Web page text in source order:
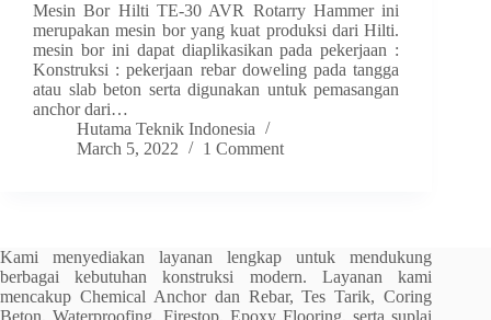
Mesin Bor Hilti TE-30 AVR Rotarry Hammer ini
merupakan mesin bor yang kuat produksi dari Hilti.
mesin bor ini dapat diaplikasikan pada pekerjaan :
Konstruksi : pekerjaan rebar doweling pada tangga
atau slab beton serta digunakan untuk pemasangan
anchor dari…
Hutama Teknik Indonesia
March 5, 2022
1 Comment
Kami menyediakan layanan lengkap untuk mendukung
berbagai kebutuhan konstruksi modern. Layanan kami
mencakup Chemical Anchor dan Rebar, Tes Tarik, Coring
Beton, Waterproofing, Firestop, Epoxy Flooring, serta suplai